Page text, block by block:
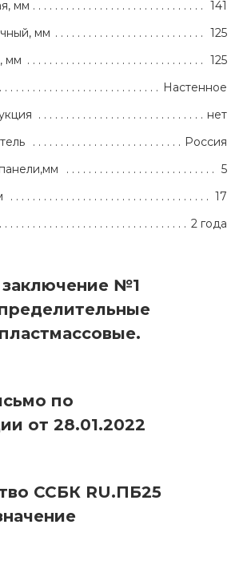
мм
141
мм
125
мм
125
Настенное
нет
Россия
5
17
2 года
№1
по
от 28.01.2022
ССБК RU.ПБ25